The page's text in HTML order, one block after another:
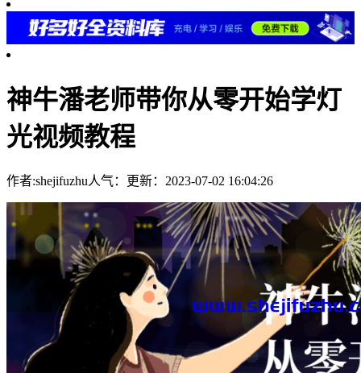
神牛潘老师带你从零开始学灯
光视频教程
作者:shejifuzhu人气： 更新：2023-07-02 16:04:26